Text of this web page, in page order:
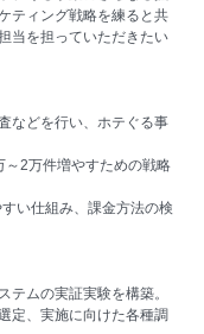
ティング戦略を練ると共
当を担っていただきたい
などを行い、ホテぐる事
～2万件増やすための戦略
い仕組み、課金方法の検
テムの実証実験を構築。
定、実施に向けた各種調